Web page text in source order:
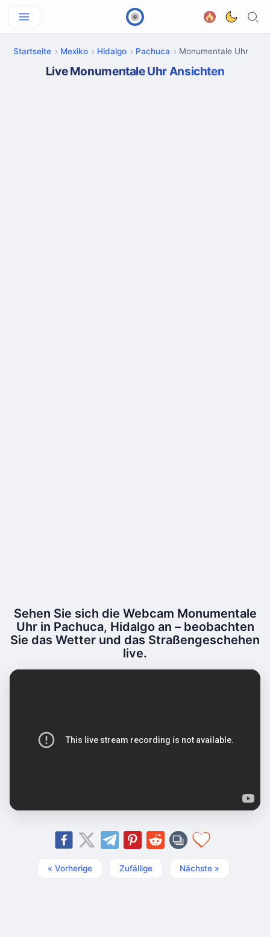
Startseite Mexiko Hidalgo Pachuca Monumentale Uhr
Live Monumentale Uhr Ansichten
Sehen Sie sich die Webcam Monumentale
Uhr in Pachuca, Hidalgo an – beobachten
Sie das Wetter und das Straßengeschehen
live.
« Vorherige Zufällige Nächste »